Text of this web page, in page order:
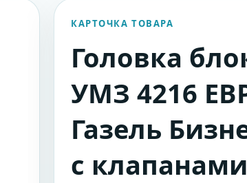
КАРТОЧКА ТОВАРА
Головка
УМЗ 4216
Газель
с